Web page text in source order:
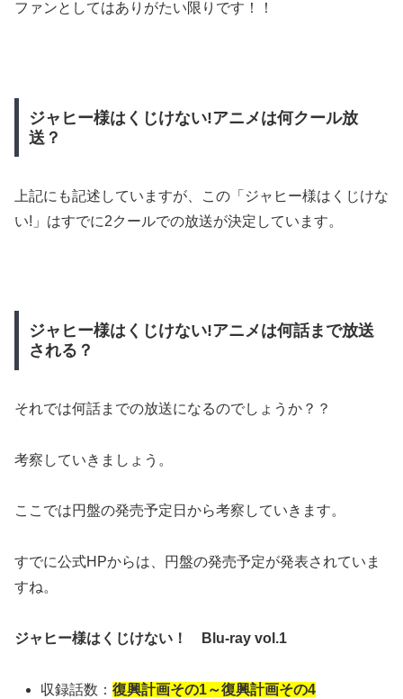
ファンとしてはありがたい限りです！！
ジャヒー様はくじけない!アニメは何クール放
送？
上記にも記述していますが、この「ジャヒー様はくじけな
い!」はすでに2クールでの放送が決定しています。
ジャヒー様はくじけない!アニメは何話まで放送
される？
それでは何話までの放送になるのでしょうか？？
考察していきましょう。
ここでは円盤の発売予定日から考察していきます。
すでに公式HPからは、円盤の発売予定が発表されていま
すね。
ジャヒー様はくじけない！ Blu-ray vol.1
収録話数：復興計画その1～復興計画その4